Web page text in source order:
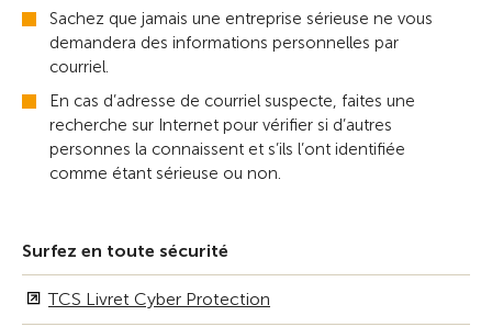
Sachez que jamais une entreprise sérieuse ne vous
demandera des informations personnelles par
courriel.
En cas d’adresse de courriel suspecte, faites une
recherche sur Internet pour vérifier si d’autres
personnes la connaissent et s’ils l’ont identifiée
comme étant sérieuse ou non.
Surfez en toute sécurité
TCS Livret Cyber Protection